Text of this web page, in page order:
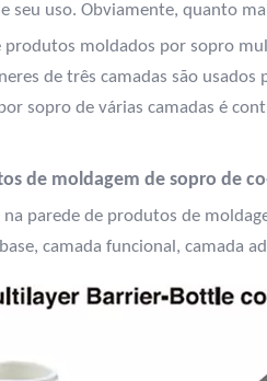
seu uso. Obviamente, quanto
produtos moldados por sopro
de três camadas são
sopro de várias camadas é
de moldagem de sopro de
na parede de produtos de
camada funcional, camada